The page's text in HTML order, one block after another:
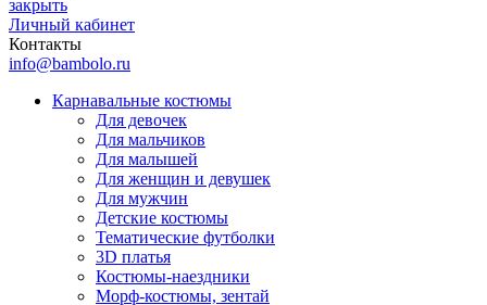
закрыть
Личный кабинет
Контакты
info@bambolo.ru
Карнавальные костюмы
Для девочек
Для мальчиков
Для малышей
Для женщин и девушек
Для мужчин
Детские костюмы
Тематические футболки
3D платья
Костюмы-наездники
Морф-костюмы, зентай